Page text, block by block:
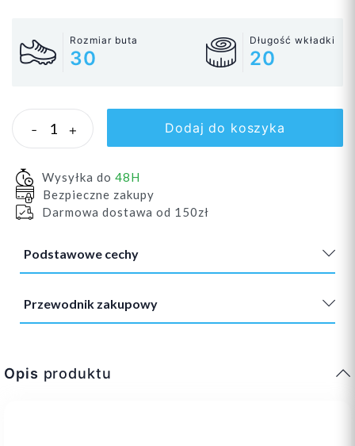
Rozmiar buta
30
Długość wkładki
20
- + Dodaj do koszyka
Wysyłka do 48H
Bezpieczne zakupy
Darmowa dostawa od 150zł
Podstawowe cechy
Przewodnik zakupowy
Opis produktu